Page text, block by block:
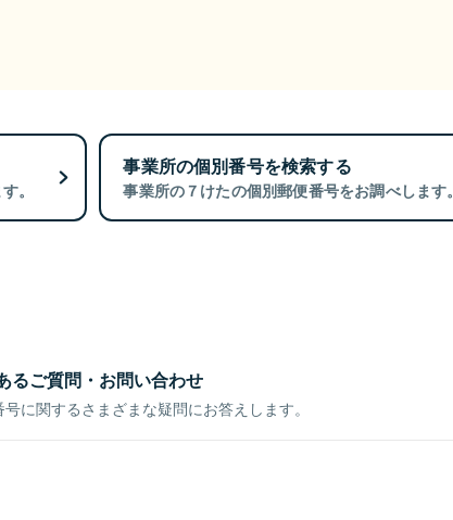
。
事業所の個別番号を検索する
事業所の７けたの個別郵便番号をお調べします。
るご質問・お問い合わせ
に関するさまざまな疑問にお答えします。